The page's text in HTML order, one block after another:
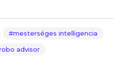
mesterséges intelligencia
advisor